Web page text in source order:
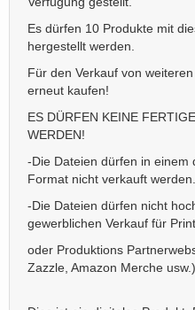
Es dürfen 10 Produkte mit
hergestellt werden.
Für den Verkauf von
erneut kaufen!
ES DÜRFEN KEINE
WERDEN!
-Die Dateien dürfen in einem
Format nicht verkauft werden.
-Die Dateien dürfen nicht
gewerblichen Verkauf für
oder Produktions
Zazzle, Amazon Merche usw.)